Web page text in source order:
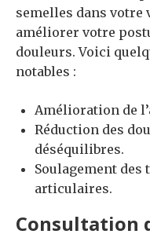
semelles dans votre
améliorer votre
douleurs. Voici
notables :
Amélioration de
Réduction des
déséquilibres.
Soulagement
articulaires.
Consultation